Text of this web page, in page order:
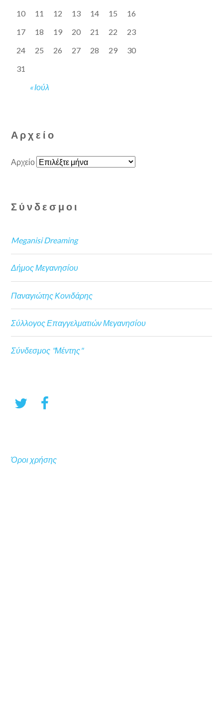
« Ιούλ
10
11 12 13 14 15
16
17
18 19 20 21 22
23
24
25 26 27 28 29
30
31
Αρχείο
Αρχείο
Σύνδεσμοι
Meganisi Dreaming
Δήμος Μεγανησίου
Παναγιώτης Κονιδάρης
Σύλλογος Επαγγελματιών Μεγανησίου
Σύνδεσμος "Μέντης"
Όροι χρήσης